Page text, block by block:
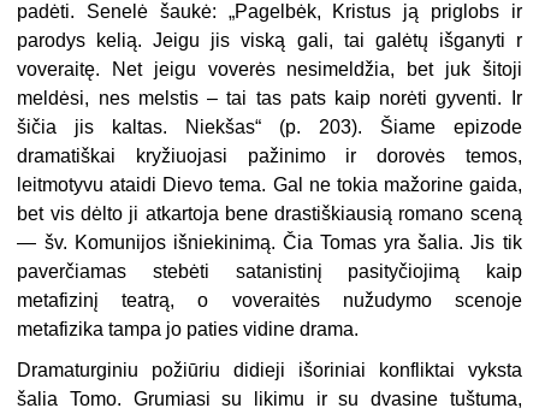
padėti. Senelė šaukė: „Pagelbėk, Kristus ją priglobs ir
parodys kelią. Jeigu jis viską gali, tai galėtų išganyti r
voveraitę. Net jeigu voverės nesimeldžia, bet juk šitoji
meldėsi, nes melstis – tai tas pats kaip norėti gyventi. Ir
šičia jis kaltas. Niekšas“ (p. 203). Šiame epizode
dramatiškai kryžiuojasi pažinimo ir dorovės temos,
leitmotyvu ataidi Dievo tema. Gal ne tokia mažorine gaida,
bet vis dėlto ji atkartoja bene drastiškiausią romano sceną
— šv. Komunijos išniekinimą. Čia Tomas yra šalia. Jis tik
paverčiamas stebėti satanistinį pasityčiojimą kaip
metafizinį teatrą, o voveraitės nužudymo scenoje
metafizika tampa jo paties vidine drama.
Dramaturginiu požiūriu didieji išoriniai konfliktai vyksta
šalia Tomo. Grumiasi su likimu ir su dvasine tuštuma,